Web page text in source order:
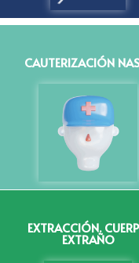
CAUTERIZACIÓN
EXTRACCIÓN.
EXTRAÑO